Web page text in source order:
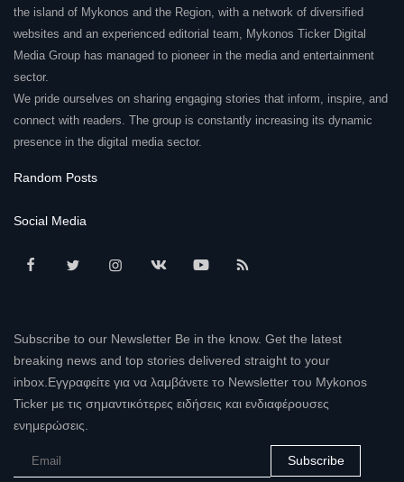
the island of Mykonos and the Region, with a network of diversified
websites and an experienced editorial team, Mykonos Ticker Digital
Media Group has managed to pioneer in the media and entertainment
sector.
We pride ourselves on sharing engaging stories that inform, inspire, and
connect with readers. The group is constantly increasing its dynamic
presence in the digital media sector.
Random Posts
Social Media
Subscribe to our Newsletter Be in the know. Get the latest
breaking news and top stories delivered straight to your
inbox.Εγγραφείτε για να λαμβάνετε το Newsletter του Mykonos
Ticker με τις σημαντικότερες ειδήσεις και ενδιαφέρουσες
ενημερώσεις.
Subscribe